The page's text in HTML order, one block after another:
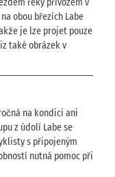
obou březích Labe
je lze projet pouze
také obrázek v
na kondici ani
z údolí Labe se
s připojeným
nutná pomoc při